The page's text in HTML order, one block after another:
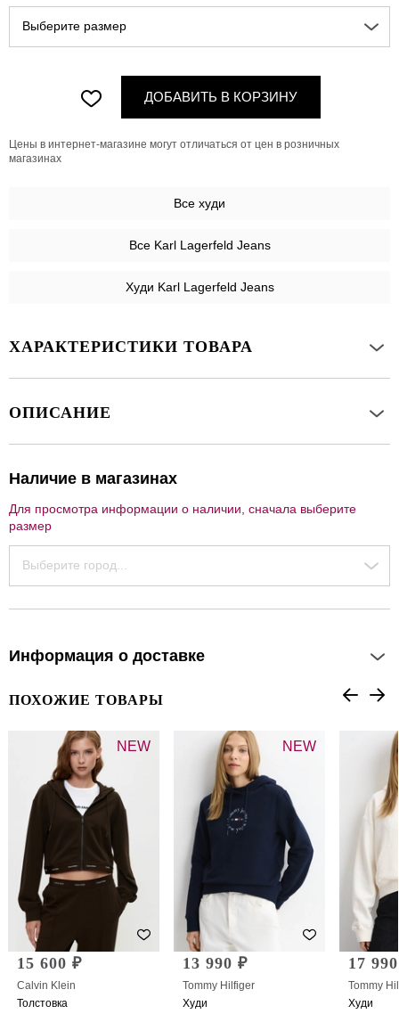
Выберите размер
ДОБАВИТЬ В КОРЗИНУ
Цены в интернет-магазине могут отличаться от цен в розничных
магазинах
Все худи
Все Karl Lagerfeld Jeans
Худи Karl Lagerfeld Jeans
ХАРАКТЕРИСТИКИ ТОВАРА
ОПИСАНИЕ
Наличие в магазинах
Для просмотра информации о наличии, сначала выберите
размер
Выберите город...
Информация о доставке
ПОХОЖИЕ ТОВАРЫ
NEW
15 600 ₽
Calvin Klein
Толстовка
NEW
13 990 ₽
Tommy Hilfiger
Худи
17
Tommy
Худи